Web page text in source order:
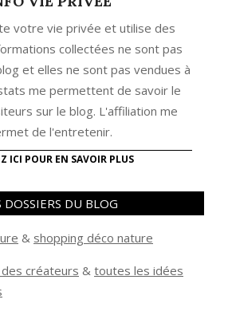
votre vie privée et utilise des
collectées ne sont pas
et elles ne sont pas vendues à
me permettent de savoir le
sur le blog. L'affiliation me
de l'entretenir.
ICI POUR EN SAVOIR PLUS
DOSSIERS DU BLOG
& shopping déco nature
créateurs & toutes les idées